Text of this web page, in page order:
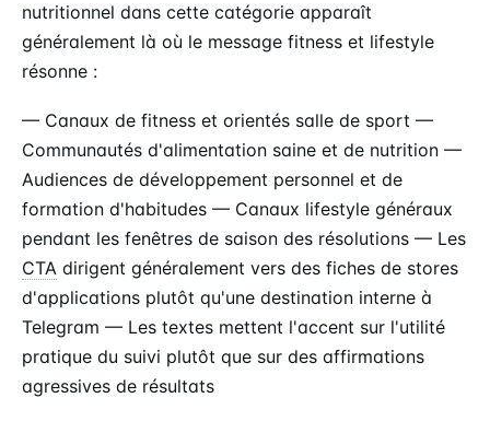
nutritionnel dans cette catégorie apparaît
généralement là où le message fitness et lifestyle
résonne :
— Canaux de fitness et orientés salle de sport —
Communautés d'alimentation saine et de nutrition —
Audiences de développement personnel et de
formation d'habitudes — Canaux lifestyle généraux
pendant les fenêtres de saison des résolutions — Les
CTA dirigent généralement vers des fiches de stores
d'applications plutôt qu'une destination interne à
Telegram — Les textes mettent l'accent sur l'utilité
pratique du suivi plutôt que sur des affirmations
agressives de résultats